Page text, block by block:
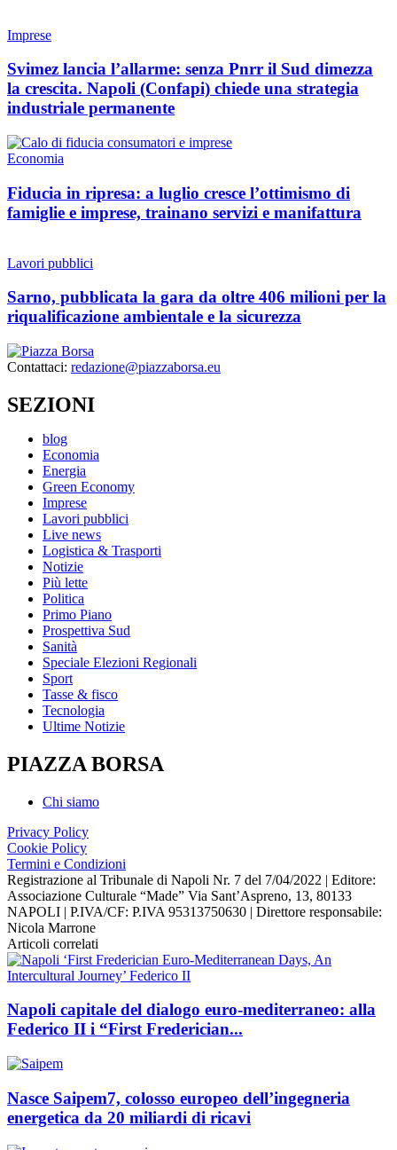
Imprese
Svimez lancia l’allarme: senza Pnrr il Sud dimezza
la crescita. Napoli (Confapi) chiede una strategia
industriale permanente
Economia
Fiducia in ripresa: a luglio cresce l’ottimismo di
famiglie e imprese, trainano servizi e manifattura
Lavori pubblici
Sarno, pubblicata la gara da oltre 406 milioni per la
riqualificazione ambientale e la sicurezza
Contattaci: redazione@piazzaborsa.eu
SEZIONI
blog
Economia
Energia
Green Economy
Imprese
Lavori pubblici
Live news
Logistica & Trasporti
Notizie
Più lette
Politica
Primo Piano
Prospettiva Sud
Sanità
Speciale Elezioni Regionali
Sport
Tasse & fisco
Tecnologia
Ultime Notizie
PIAZZA BORSA
Chi siamo
Privacy Policy
Cookie Policy
Termini e Condizioni
Registrazione al Tribunale di Napoli Nr. 7 del 7/04/2022 | Editore:
Associazione Culturale “Made” Via Sant’Aspreno, 13, 80133
NAPOLI | P.IVA/CF: P.IVA 95313750630 | Direttore responsabile:
Nicola Marrone
Articoli correlati
Napoli capitale del dialogo euro-mediterraneo: alla
Federico II i “First Frederician...
Nasce Saipem7, colosso europeo dell’ingegneria
energetica da 20 miliardi di ricavi